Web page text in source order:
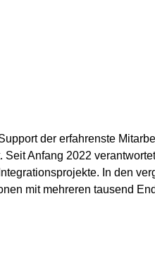
der erfahrenste
Anfang 2022
In den
mit mehreren tausend